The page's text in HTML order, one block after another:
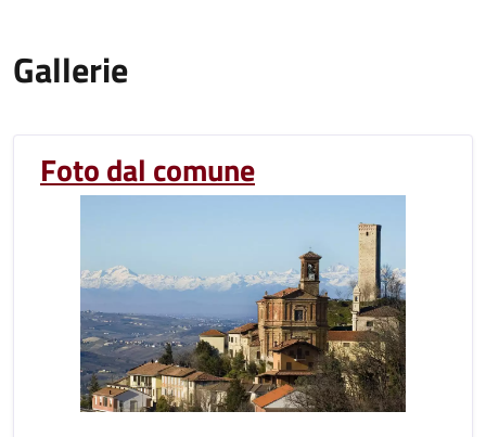
Gallerie
Foto dal comune